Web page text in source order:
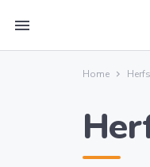
menu
Home